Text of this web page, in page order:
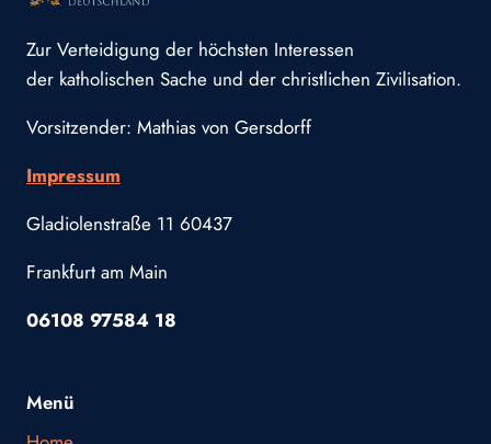
Zur Verteidigung der höchsten Interessen
der katholischen Sache und der christlichen Zivilisation.
Vorsitzender: Mathias von Gersdorff
Impressum
Gladiolenstraße 11 60437
Frankfurt am Main
06108 97584 18
Menü